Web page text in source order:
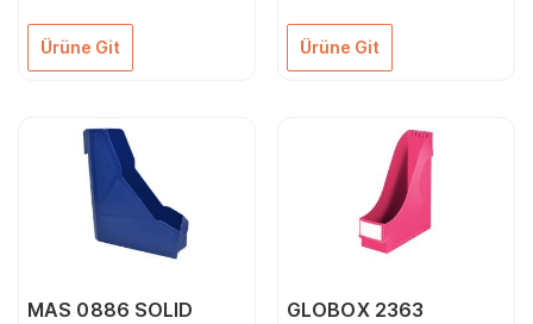
Ürüne Git Ürüne Git
MAS 0886 SOLID
GLOBOX 2363